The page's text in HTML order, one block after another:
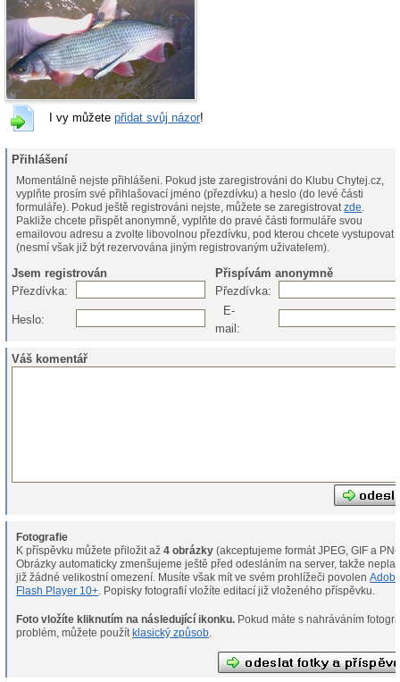
I vy můžete přidat svůj názor!
Přihlášení
Momentálně nejste přihlášeni. Pokud jste zaregistrováni do Klubu Chytej.cz,
vyplňte prosím své přihlašovací jméno (přezdívku) a heslo (do levé části
formuláře). Pokud ještě registrováni nejste, můžete se zaregistrovatzde
Pakliže chcete přispět anonymně, vyplňte do pravé části formuláře svou
emailovou adresu a zvolte libovolnou přezdívku, pod kterou chcete vystupovat
(nesmí však již být rezervována jiným registrovaným uživatelem).
Jsem registrován
Přispívám anonymně
Přezdívka:
Přezdívka:
Heslo:
E-
mail:
Váš komentář
Fotografie
K příspěvku můžete přiložit až4 obrázky (akceptujeme formát JPEG, GIF a
Obrázky automaticky zmenšujeme ještě před odesláním na server, takže
již žádné velikostní omezení. Musíte však mít ve svém prohlížeči povolen
Flash Player 10+ . Popisky fotografií vložíte editací již vloženého příspěvku.
Foto vložíte kliknutím na následující ikonku.
problém, můžete použítklasický způsob.